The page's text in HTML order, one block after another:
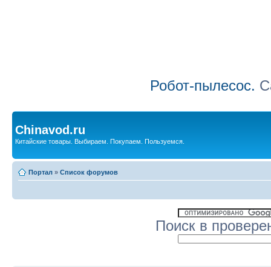
Робот-пылесос.
Chinavod.ru
Китайские товары. Выбираем. Покупаем. Пользуемся.
Портал » Список форумов
Поиск в